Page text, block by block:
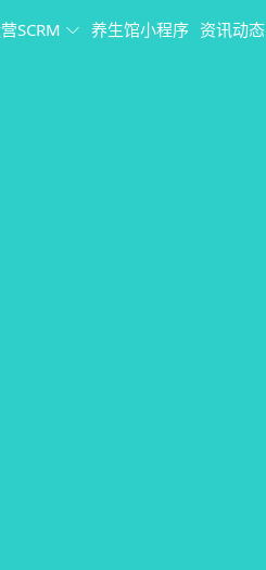
SCRM 养生馆小程序 资讯动态